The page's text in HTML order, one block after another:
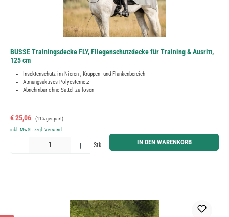
BUSSE Trainingsdecke FLY, Fliegenschutzdecke für Training & Ausritt,
125 cm
Insektenschutz im Nieren-, Kruppen- und Flankenbereich
Atmungsaktives Polyesternetz
Abnehmbar ohne Sattel zu lösen
Verkaufspreis:
€ 25,06 Regulärer Preis:
(11% gespart)
inkl. MwSt. zzgl. Versand
Produkt Anzahl: Gib den gewünschten Wert ein oder benutze die Schaltflächen um die Anzahl zu
Stk. IN DEN WARENKORB